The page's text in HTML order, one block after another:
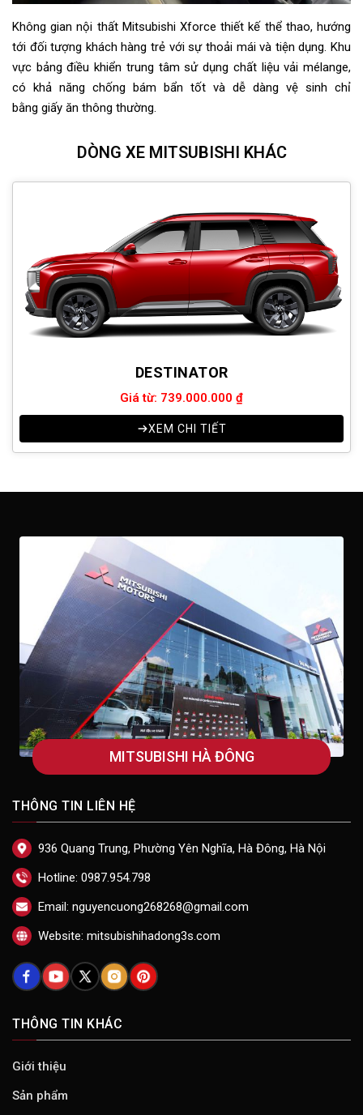
Không gian nội thất Mitsubishi Xforce thiết kế thể thao, hướng
tới đối tượng khách hàng trẻ với sự thoải mái và tiện dụng. Khu
vực bảng điều khiển trung tâm sử dụng chất liệu vải mélange,
có khả năng chống bám bẩn tốt và dễ dàng vệ sinh chỉ
bằng giấy ăn thông thường.
DÒNG XE MITSUBISHI KHÁC
DESTINATOR
Giá từ: 739.000.000 ₫
XEM CHI TIẾT
MITSUBISHI HÀ ĐÔNG
THÔNG TIN LIÊN HỆ
936 Quang Trung, Phường Yên Nghĩa, Hà Đông, Hà Nội
Hotline: 0987.954.798
Email: nguyencuong268268@gmail.com
Website: mitsubishihadong3s.com
THÔNG TIN KHÁC
Giới thiệu
Sản phẩm